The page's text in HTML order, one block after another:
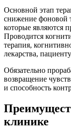
Основной этап
снижение фоновой
которые являются
Проводится
терапия,
лекарства,
Обязательно
возвращение
и способность
клинике